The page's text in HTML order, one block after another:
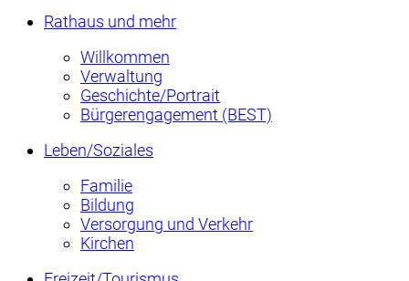
Rathaus und mehr
Willkommen
Verwaltung
Geschichte/Portrait
Bürgerengagement (BEST)
Leben/Soziales
Familie
Bildung
Versorgung und Verkehr
Kirchen